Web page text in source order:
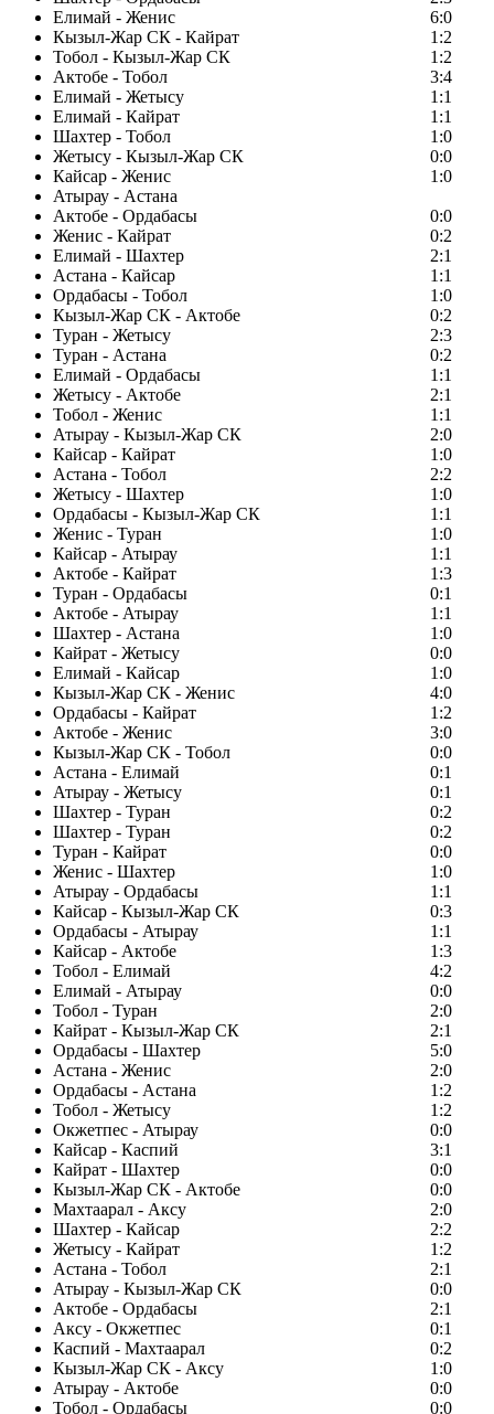
Елимай - Женис
6:0
Кызыл-Жар СК - Кайрат
1:2
Тобол - Кызыл-Жар СК
1:2
Актобе - Тобол
3:4
Елимай - Жетысу
1:1
Елимай - Кайрат
1:1
Шахтер - Тобол
1:0
Жетысу - Кызыл-Жар СК
0:0
Кайсар - Женис
1:0
Атырау - Астана
Актобе - Ордабасы
0:0
Женис - Кайрат
0:2
Елимай - Шахтер
2:1
Астана - Кайсар
1:1
Ордабасы - Тобол
1:0
Кызыл-Жар СК - Актобе
0:2
Туран - Жетысу
2:3
Туран - Астана
0:2
Елимай - Ордабасы
1:1
Жетысу - Актобе
2:1
Тобол - Женис
1:1
Атырау - Кызыл-Жар СК
2:0
Кайсар - Кайрат
1:0
Астана - Тобол
2:2
Жетысу - Шахтер
1:0
Ордабасы - Кызыл-Жар СК
1:1
Женис - Туран
1:0
Кайсар - Атырау
1:1
Актобе - Кайрат
1:3
Туран - Ордабасы
0:1
Актобе - Атырау
1:1
Шахтер - Астана
1:0
Кайрат - Жетысу
0:0
Елимай - Кайсар
1:0
Кызыл-Жар СК - Женис
4:0
Ордабасы - Кайрат
1:2
Актобе - Женис
3:0
Кызыл-Жар СК - Тобол
0:0
Астана - Елимай
0:1
Атырау - Жетысу
0:1
Шахтер - Туран
0:2
Шахтер - Туран
0:2
Туран - Кайрат
0:0
Женис - Шахтер
1:0
Атырау - Ордабасы
1:1
Кайсар - Кызыл-Жар СК
0:3
Ордабасы - Атырау
1:1
Кайсар - Актобе
1:3
Тобол - Елимай
4:2
Елимай - Атырау
0:0
Тобол - Туран
2:0
Кайрат - Кызыл-Жар СК
2:1
Ордабасы - Шахтер
5:0
Астана - Женис
2:0
Ордабасы - Астана
1:2
Тобол - Жетысу
1:2
Окжетпес - Атырау
0:0
Кайсар - Каспий
3:1
Кайрат - Шахтер
0:0
Кызыл-Жар СК - Актобе
0:0
Махтаарал - Аксу
2:0
Шахтер - Кайсар
2:2
Жетысу - Кайрат
1:2
Астана - Тобол
2:1
Атырау - Кызыл-Жар СК
0:0
Актобе - Ордабасы
2:1
Аксу - Окжетпес
0:1
Каспий - Махтаарал
0:2
Кызыл-Жар СК - Аксу
1:0
Атырау - Актобе
0:0
Тобол - Ордабасы
0:0